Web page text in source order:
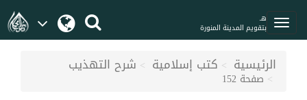
هـ
بتقويم المدينة المنورة
الرئيسية كتب إسلامية شرح التهذيب
صفحة 152